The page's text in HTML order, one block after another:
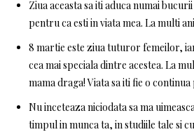
Ziua aceasta sa iti aduca numai
pentru ca esti in viata mea. La multi
8 martie este ziua tuturor femeilor,
cea mai speciala dintre acestea. La
mama draga! Viata sa iti fie o
Nu inceteaza niciodata sa ma
timpul in munca ta, in studiile tale si